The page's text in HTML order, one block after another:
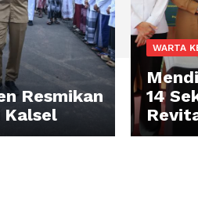
Resmikan
Kalsel
WARTA
14